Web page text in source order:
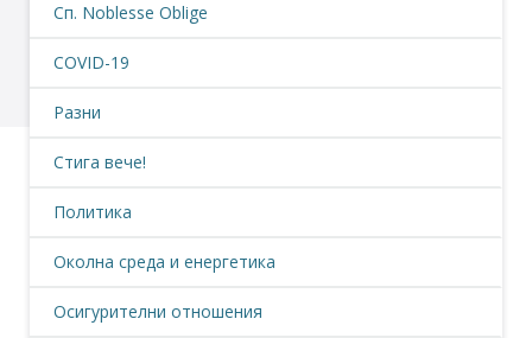
Сп. Noblesse Oblige
COVID-19
Разни
Стига вече!
Политика
Околна среда и енергетика
Осигурителни отношения